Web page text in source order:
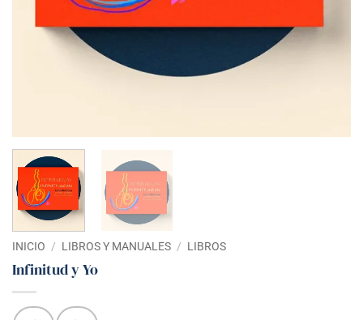
INICIO / LIBROS Y MANUALES / LIBROS
Infinitud y Yo